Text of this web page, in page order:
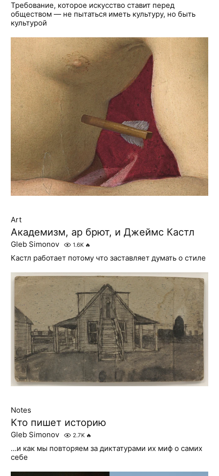
Требование, которое искусство ставит перед
обществом — не пытаться иметь культуру, но быть
культурой
Art
Академизм, ар брют, и Джеймс Кастл
Gleb Simonov 1.6K 🔥
Кастл работает потому что заставляет думать о стиле
Notes
Кто пишет историю
Gleb Simonov 2.7K 🔥
…и как мы повторяем за диктатурами их миф о самих
себе